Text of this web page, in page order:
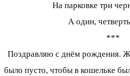
На парковке три
А один,
***
Поздравляю с днём рождения.
было пусто, чтобы в кошельке